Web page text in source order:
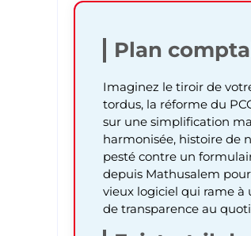
Plan
Imaginez le tiroir de
tordus, la réforme du
sur une simplification
harmonisée, histoire de
pesté contre un
depuis Mathusalem pour
vieux logiciel qui rame à
de transparence au